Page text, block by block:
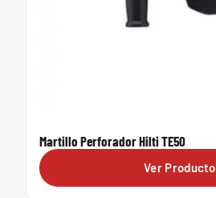
Martillo Perforador Hilti TE50
Ver Producto